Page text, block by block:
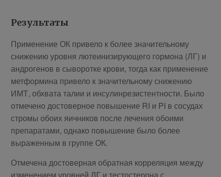
Результаты
Применение ОК привело к более значительному
снижению уровня лютеинизирующего гормона (ЛГ) и
андрогенов в сыворотке крови, тогда как применение
метформина привело к значительному снижению
ИМТ, обхвата талии и инсулинрезистентности. Было
отмечено достоверное повышение RI и PI в сосудах
стромы обоих яичников после лечения обоими
препаратами, однако повышение было более
выраженным в группе ОК.
Отмечена достоверная обратная корреляция между
изменением уровней ЛГ и тестостерона с